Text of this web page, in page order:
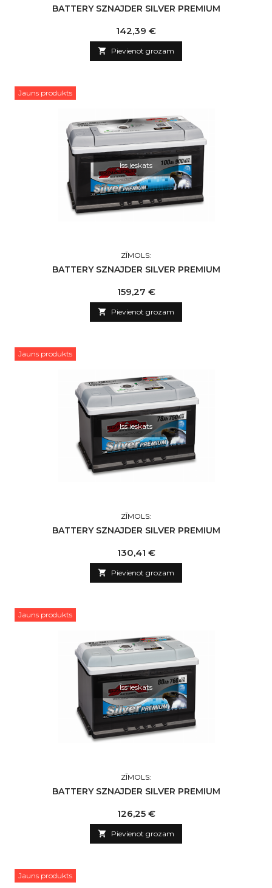
BATTERY SZNAJDER SILVER PREMIUM
Cena
142,39 €
 Pievienot grozam
Jauns produkts
Īss ieskats
ZĪMOLS:
BATTERY SZNAJDER SILVER PREMIUM
Cena
159,27 €
 Pievienot grozam
Jauns produkts
Īss ieskats
ZĪMOLS:
BATTERY SZNAJDER SILVER PREMIUM
Cena
130,41 €
 Pievienot grozam
Jauns produkts
Īss ieskats
ZĪMOLS:
BATTERY SZNAJDER SILVER PREMIUM
Cena
126,25 €
 Pievienot grozam
Jauns produkts